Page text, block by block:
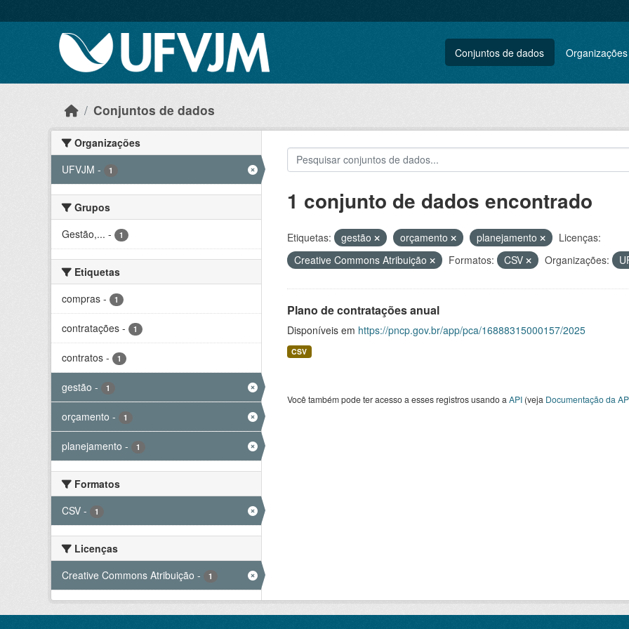
Conjuntos de dados Organizações
Conjuntos de dados
Organizações
UFVJM - 1
Grupos
Gestão,... - 1
Etiquetas
compras - 1
contratações - 1
contratos - 1
gestão - 1
orçamento - 1
planejamento - 1
Formatos
CSV - 1
Licenças
Creative Commons Atribuição - 1
1 conjunto de dados encontrado
Etiquetas: gestão orçamento planejamento
Licenças:
Creative Commons Atribuição
Formatos: CSV Organizações:
Plano de contratações anual
Disponíveis em https://pncp.gov.br/app/pca/16888315000157/2025
CSV
Você também pode ter acesso a esses registros usando a API(veja Documentação da